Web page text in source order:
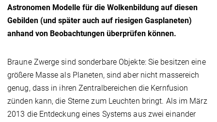
Astronomen Modelle für die Wolkenbildung auf diesen
Gebilden (und später auch auf riesigen Gasplaneten)
anhand von Beobachtungen überprüfen können.
Braune Zwerge sind sonderbare Objekte: Sie besitzen eine
größere Masse als Planeten, sind aber nicht massereich
genug, dass in ihren Zentralbereichen die Kernfusion
zünden kann, die Sterne zum Leuchten bringt. Als im März
2013 die Entdeckung eines Systems aus zwei einander